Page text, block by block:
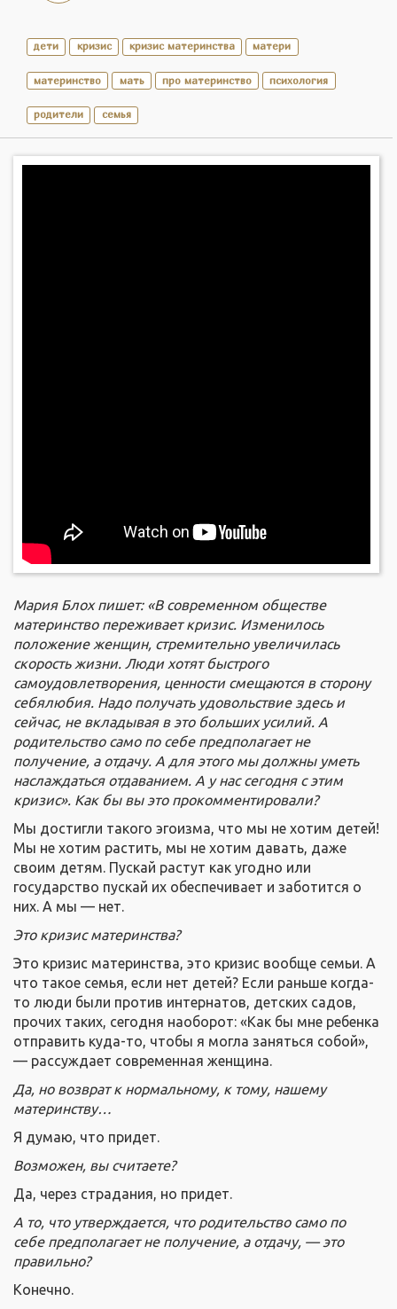
дети кризис кризис материнства матери
материнство мать про материнство психология
родители семья
Мария Блох пишет: «В современном обществе
материнство переживает кризис. Изменилось
положение женщин, стремительно увеличилась
скорость жизни. Люди хотят быстрого
самоудовлетворения, ценности смещаются в сторону
себялюбия. Надо получать удовольствие здесь и
сейчас, не вкладывая в это больших усилий. А
родительство само по себе предполагает не
получение, а отдачу. А для этого мы должны уметь
наслаждаться отдаванием. А у нас сегодня с этим
кризис». Как бы вы это прокомментировали?
Мы достигли такого эгоизма, что мы не хотим детей!
Мы не хотим растить, мы не хотим давать, даже
своим детям. Пускай растут как угодно или
государство пускай их обеспечивает и заботится о
них. А мы — нет.
Это кризис материнства?
Это кризис материнства, это кризис вообще семьи. А
что такое семья, если нет детей? Если раньше когда-
то люди были против интернатов, детских садов,
прочих таких, сегодня наоборот: «Как бы мне ребенка
отправить куда-то, чтобы я могла заняться собой»,
— рассуждает современная женщина.
Да, но возврат к нормальному, к тому, нашему
материнству…
Я думаю, что придет.
Возможен, вы считаете?
Да, через страдания, но придет.
А то, что утверждается, что родительство само по
себе предполагает не получение, а отдачу, — это
правильно?
Конечно.